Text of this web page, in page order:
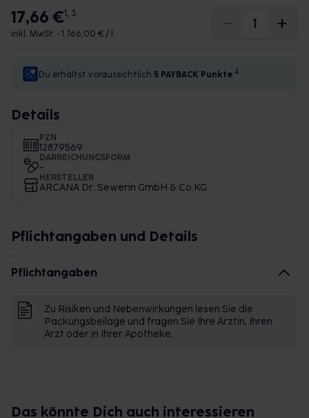
17,66 €1, 3
inkl. MwSt. • 1.766,00 € / l
Du erhältst voraussichtlich 5 PAYBACK Punkte 4
Details
PZN
12879569
DARREICHUNGSFORM
-
HERSTELLER
ARCANA Dr. Sewerin GmbH & Co.KG
Pflichtangaben und Details
Pflichtangaben
Zu Risiken und Nebenwirkungen lesen Sie die
Packungsbeilage und fragen Sie Ihre Ärztin, Ihren
Arzt oder in Ihrer Apotheke.
Das könnte Dich auch interessieren